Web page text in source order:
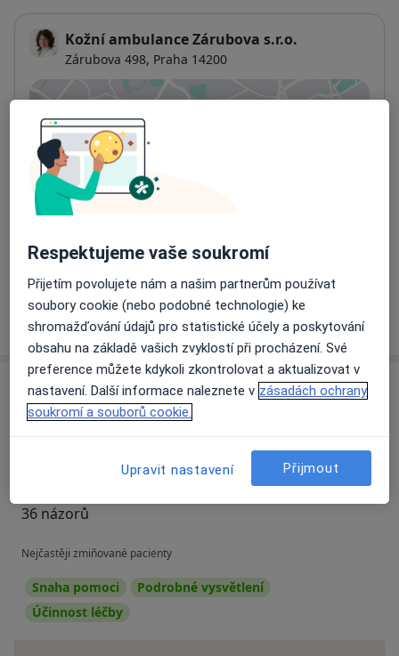
Pá objednané zákroky
Poslední pacient přijímán nejpozději půl hodiny před
koncem pracovní doby.
Kožní ambulance Zárubova s.r.o.
Zárubova 498, Praha 14200
Dostupnost
Na této adrese online kalendář není aktivní
Co mám v takové situaci udělat?
Telefonní číslo
Víceo adrese
Názory
36 názorů
Nejčastěji zmiňované pacienty
Snaha pomoci
Podrobné vysvětlení
Účinnost léčby
Respektujeme vaše soukromí
Přijetím povolujete nám a našim partnerům používat
soubory cookie (nebo podobné technologie) ke
shromažďování údajů pro statistické účely a poskytování
obsahu na základě vašich zvyklostí při procházení. Své
preference můžete kdykoli zkontrolovat a aktualizovat v
nastavení. Další informace naleznete v zásadách ochrany
soukromí a souborů cookie.
Upravit nastavení Přijmout